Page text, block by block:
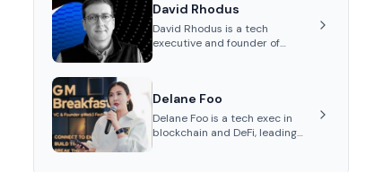
collectibles market.
David Rhodus
David Rhodus is a tech
executive and founder of
payments, and decentralized
infrastructure.
Delane Foo
Delane Foo is a tech exec in
blockchain and DeFi, leading